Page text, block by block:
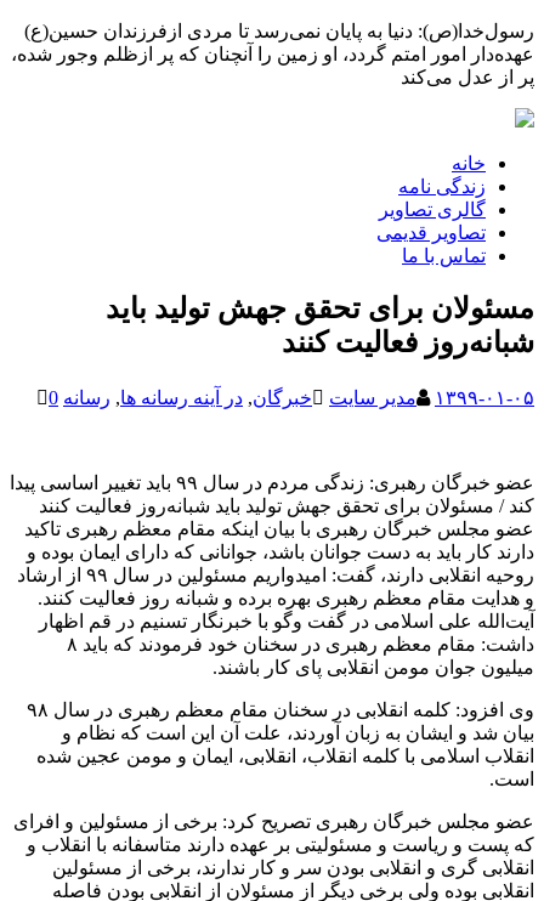
رسول‌خدا(ص): دنیا به پایان نمی‌رسد تا مردی ازفرزندان حسین(ع)
عهده‌دار امور امتم گردد، او زمین را آنچنان که پر ازظلم وجور شده،
پر از عدل می‌کند
خانه
زندگی نامه
گالری تصاویر
تصاویر قدیمی
تماس با ما
مسئولان برای تحقق جهش تولید باید
شبانه‌روز فعالیت کنند
۱۳۹۹-۰۱-۰۵ مدیر سایت خبرگان, در آینه رسانه ها, رسانه 0
عضو خبرگان رهبری: ‌زندگی مردم در سال ۹۹ باید تغییر اساسی پیدا
کند / مسئولان برای تحقق جهش تولید باید شبانه‌روز فعالیت کنند
عضو مجلس خبرگان رهبری با بیان اینکه مقام معظم رهبری تاکید
دارند کار باید به دست جوانان باشد، جوانانی که دارای ایمان بوده و
روحیه انقلابی دارند، گفت: امیدواریم مسئولین در سال ۹۹ از ارشاد
و هدایت مقام معظم رهبری بهره برده و شبانه روز فعالیت کنند.
آیت‌الله علی اسلامی در گفت و‌گو با خبرنگار تسنیم در قم اظهار
داشت: مقام معظم رهبری در سخنان خود فرمودند که باید ۸
میلیون جوان مومن انقلابی پای کار باشند.
وی افزود: کلمه انقلابی در سخنان مقام معظم رهبری در سال ۹۸
بیان شد و ایشان به زبان آوردند، علت آن این است که نظام و
انقلاب اسلامی با کلمه انقلاب، انقلابی، ایمان و مومن عجین شده
است.
عضو مجلس خبرگان رهبری تصریح کرد: برخی از مسئولین و افرای
که پست و ریاست و مسئولیتی بر عهده دارند متاسفانه با انقلاب و
انقلابی گری و انقلابی بودن سر و کار ندارند، برخی از مسئولین
انقلابی بوده ولی برخی دیگر از مسئولان از انقلابی بودن فاصله